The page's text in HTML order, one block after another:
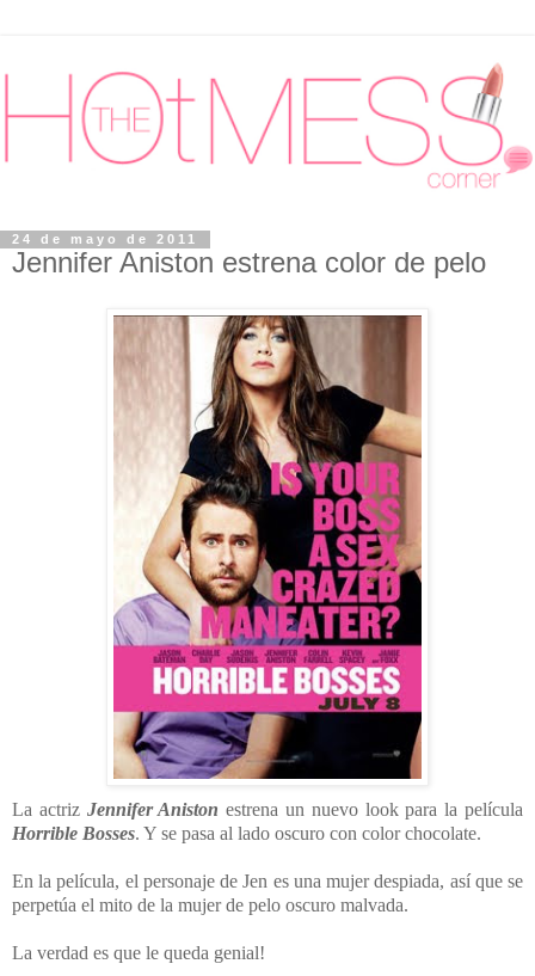
24 de mayo de 2011
Jennifer Aniston estrena color de pelo
La actrizJennifer Aniston estrena un nuevo look para la película
Horrible Bosses. Y se pasa al lado oscuro con color chocolate.
En la película, el personaje de Jen es una mujer despiada, así que se
perpetúa el mito de la mujer de pelo oscuro malvada.
La verdad es que le queda genial!